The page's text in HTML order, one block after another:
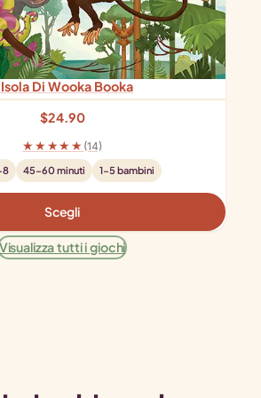
Di Wooka Booka
$24.90
★★★★★ (14)
8 45-60 minuti 1-5 bambini
Scegli
Visualizza tutti i giochi